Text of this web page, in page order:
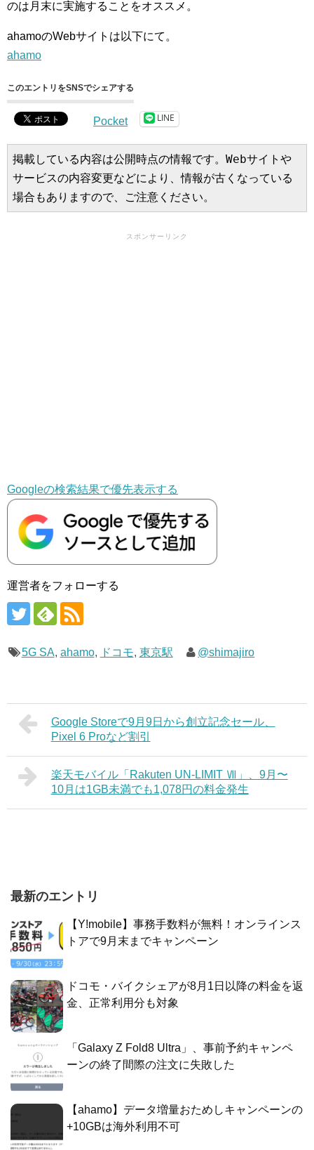
のは月末に実施することをオススメ。
ahamoのWebサイトは以下にて。
ahamo
このエントリをSNSでシェアする
Pocket LINE
掲載している内容は公開時点の情報です。Webサイトや
サービスの内容変更などにより、情報が古くなっている
場合もありますので、ご注意ください。
スポンサーリンク
Googleの検索結果で優先表示する
運営者をフォローする
5G SA, ahamo, ドコモ, 東京駅 @shimajiro
Google Storeで9月9日から創立記念セール、
Pixel 6 Proなど割引
楽天モバイル「Rakuten UN-LIMIT Ⅶ」、9月〜
10月は1GB未満でも1,078円の料金発生
最新のエントリ
【Y!mobile】事務手数料が無料！オンラインス
トアで9月末までキャンペーン
ドコモ・バイクシェアが8月1日以降の料金を返
金、正常利用分も対象
「Galaxy Z Fold8 Ultra」、事前予約キャンペ
ーンの終了間際の注文に失敗した
【ahamo】データ増量おためしキャンペーンの
+10GBは海外利用不可